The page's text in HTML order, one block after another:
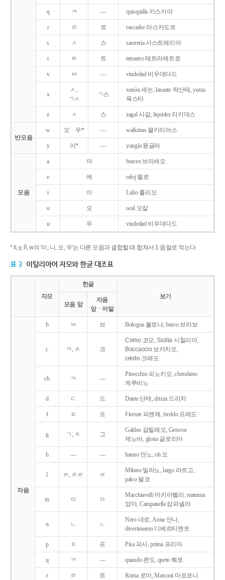
q ㅋ ― quisquilla 키스키야
r ㄹ 르 rascador 라스카도르
s ㅅ 스 sastreria 사스트레리아
t ㅌ 트 tetraetro 테트라에트로
v ㅂ ― viudedad 비우데다드
x
ㅅ,
ㄱㅅ
ㄱ스
xenón 세논, laxante 락산테, yuxta
육스타
z ㅅ 스 zagal 사갈, liquidez 리키데스
반모음
w 오ㆍ우* ― walkirias 왈키리아스
y 이* ― yungla 융글라
모음
a 아 braceo 브라세오
e 에 reloj 렐로
i 이 Lulio 룰리오
o 오 ocal 오칼
u 우 viudedad 비우데다드
* ll, y, ñ, w의 '이, 니, 오, 우'는 다른 모음과 결합할 때 합쳐서 1 음절로 적는다.
표 3 이탈리아어 자모와 한글 대조표
자모
한글
보기
모음 앞
자음
앞ㆍ어말
자음
b ㅂ 브 Bologna 볼로냐, bravo 브라보
c ㅋ, ㅊ 크
Como 코모, Sicilia 시칠리아,
Boccaccio 보카치오,
credo 크레도
ch ㅋ ―
Pinocchio 피노키오, cherubino
케루비노
d ㄷ 드 Dante 단테, drizza 드리차
f ㅍ 프 Firenze 피렌체, freddo 프레도
g ㄱ, ㅈ 그
Galileo 갈릴레오, Genova
제노바, gloria 글로리아
h ― ― hanno 안노, oh 오
l ㄹ, ㄹㄹ ㄹ
Milano 밀라노, largo 라르고,
palco 팔코
m ㅁ ㅁ
Macchiavelli 마키아벨리, mamma
맘마, Campanella 캄파넬라
n ㄴ ㄴ
Nero 네로, Anna 안나,
divertimento 디베르티멘토
p ㅍ 프 Pisa 피사, prima 프리마
q ㅋ ― quando 콴도, queto 퀘토
r ㄹ 르 Roma 로마, Marconi 마르코니